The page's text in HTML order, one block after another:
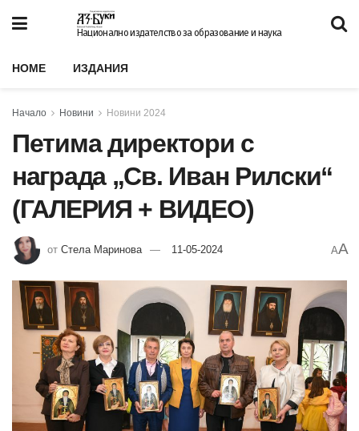
Национално издателство за образование и наука
HOME ИЗДАНИЯ
Начало Новини Новини 2024
Петима директори с
награда „Св. Иван Рилски“
(ГАЛЕРИЯ + ВИДЕО)
от Стела Маринова 11-05-2024 AA